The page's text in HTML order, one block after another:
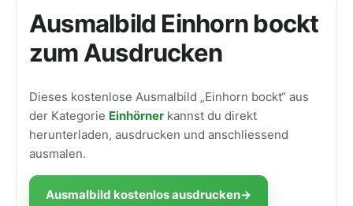
Ausmalbild Einhorn bockt
zum Ausdrucken
Dieses kostenlose Ausmalbild „Einhorn bockt“ aus
der Kategorie Einhörner kannst du direkt
herunterladen, ausdrucken und anschliessend
ausmalen.
Ausmalbild kostenlos ausdrucken→